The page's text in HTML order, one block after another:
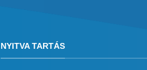
NYITVA TARTÁS